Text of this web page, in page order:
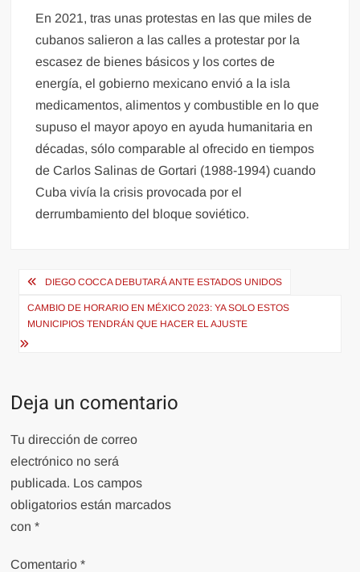
En 2021, tras unas protestas en las que miles de
cubanos salieron a las calles a protestar por la
escasez de bienes básicos y los cortes de
energía, el gobierno mexicano envió a la isla
medicamentos, alimentos y combustible en lo que
supuso el mayor apoyo en ayuda humanitaria en
décadas, sólo comparable al ofrecido en tiempos
de Carlos Salinas de Gortari (1988-1994) cuando
Cuba vivía la crisis provocada por el
derrumbamiento del bloque soviético.
Navegación
de
entradas
DIEGO COCCA DEBUTARÁ ANTE ESTADOS UNIDOS
CAMBIO DE HORARIO EN MÉXICO 2023: YA SOLO ESTOS
MUNICIPIOS TENDRÁN QUE HACER EL AJUSTE
Deja un comentario
Tu dirección de correo
electrónico no será
publicada. Los campos
obligatorios están marcados
con*
Comentario*